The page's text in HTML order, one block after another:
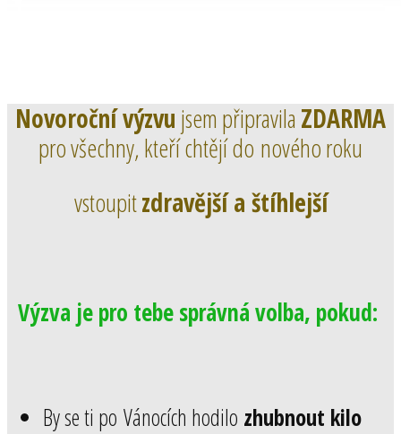
Novoroční výzvu jsem připravila ZDARMA
pro všechny, kteří chtějí do nového roku
vstoupitzdravější a štíhlejší
Výzva je pro tebe správná volba, pokud:
By se ti po Vánocích hodilo zhubnout kilo